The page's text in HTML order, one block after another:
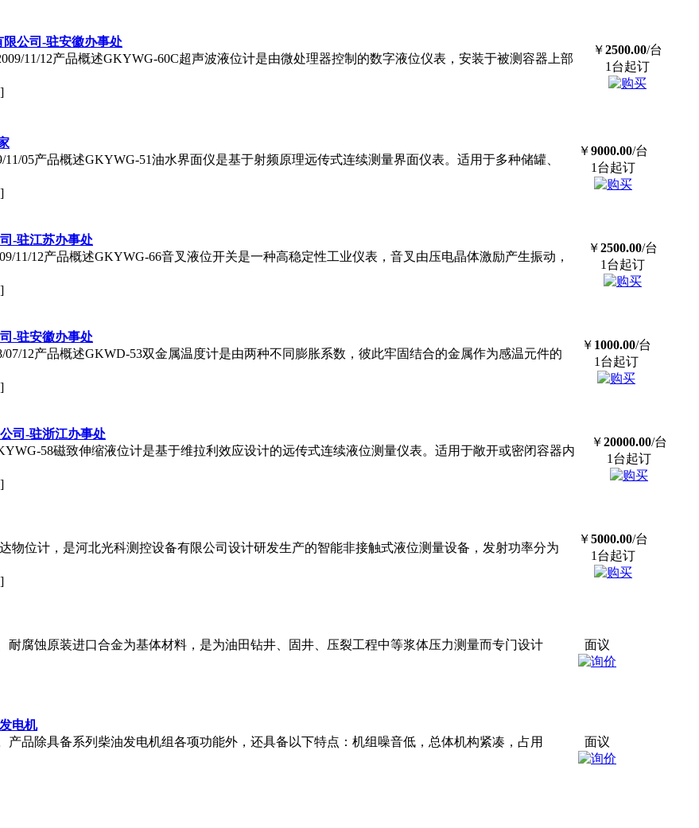
公司-驻安徽办事处
11/12产品概述GKYWG-60C超声波液位计是由微处理器控制的数字液位仪表，安装于被测容器上部
￥2500.00/台
1台起订
05产品概述GKYWG-51油水界面仪是基于射频原理远传式连续测量界面仪表。适用于多种储罐、
￥9000.00/台
1台起订
-驻江苏办事处
11/12产品概述GKYWG-66音叉液位开关是一种高稳定性工业仪表，音叉由压电晶体激励产生振动，
￥2500.00/台
1台起订
-驻安徽办事处
12产品概述GKWD-53双金属温度计是由两种不同膨胀系数，彼此牢固结合的金属作为感温元件的
￥ 1000.00/台
1台起订
司-驻浙江办事处
58磁致伸缩液位计是基于维拉利效应设计的远传式连续液位测量仪表。适用于敞开或密闭容器内
￥20000.00/台
1台起订
物位计，是河北光科测控设备有限公司设计研发生产的智能非接触式液位测量设备，发射功率分为
￥5000.00/台
1台起订
耐腐蚀原装进口合金为基体材料，是为油田钻井、固井、压裂工程中等浆体压力测量而专门设计
面议
电机
产品除具备系列柴油发电机组各项功能外，还具备以下特点：机组噪音低，总体机构紧凑，占用
面议